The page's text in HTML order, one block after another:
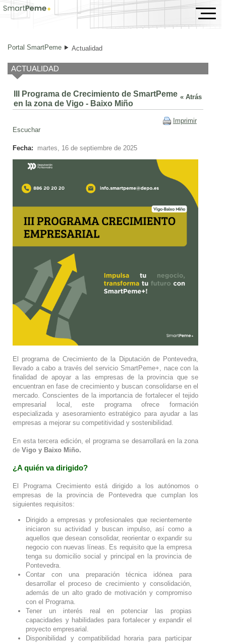
III Programa de Crecimiento de SmartPeme en la
Portal SmartPeme Actualidad
ACTUALIDAD
« Atrás
III Programa de Crecimiento de SmartPeme
en la zona de Vigo - Baixo Miño
Imprimir
Escuchar
Fecha: martes, 16 de septiembre de 2025
El programa de Crecimiento de la Diputación de Pontevedra,
llevado a cabo a través del servicio SmartPeme+, nace con la
finalidad de apoyar a las empresas de la provincia que se
encuentran en fase de crecimiento y buscan consolidarse en el
mercado. Conscientes de la importancia de fortalecer el tejido
empresarial local, este programa ofrece formación
especializada y asesoramiento estratégico para ayudar a las
empresas a mejorar su competitividad y sostenibilidad.
En esta tercera edición, el programa se desarrollará en la zona
de Vigo y Baixo Miño.
¿A quién va dirigido?
El Programa Crecimiento está dirigido a los autónomos o
empresas de la provincia de Pontevedra que cumplan los
siguientes requisitos:
Dirigido a empresas y profesionales que recientemente
iniciaron su actividad y buscan impulso, así como a
aquellos que desean consolidar, reorientar o expandir su
negocio con nuevas líneas. Es requisito que la empresa
tenga su domicilio social y principal en la provincia de
Pontevedra.
Contar con una preparación técnica idónea para
desarrollar el proceso de crecimiento y consolidación,
además de un alto grado de motivación y compromiso
con el Programa.
Tener un interés real en potenciar las propias
capacidades y habilidades para fortalecer y expandir el
proyecto empresarial.
Disponibilidad y compatibilidad horaria para participar